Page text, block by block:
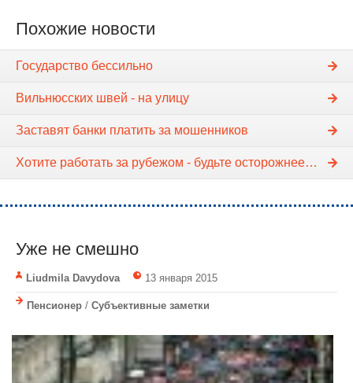
Похожие новости
Государство бессильно
Вильнюсских швей - на улицу
Заставят банки платить за мошенников
Хотите работать за рубежом - будьте осторожнее…
Уже не смешно
Liudmila Davydova 13 января 2015
Пенсионер / Субъективные заметки